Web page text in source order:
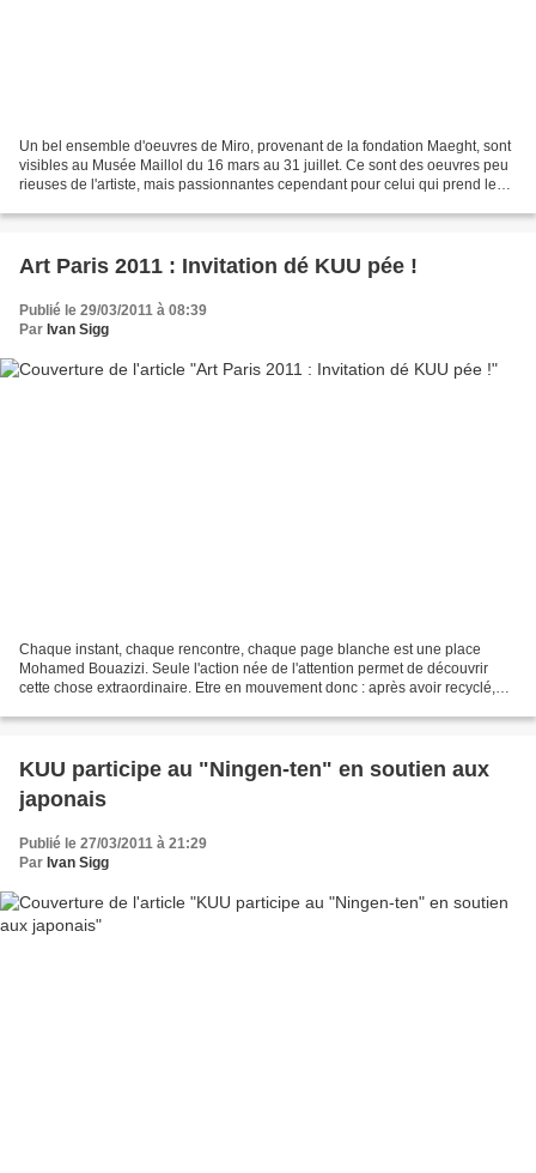
Un bel ensemble d'oeuvres de Miro, provenant de la fondation Maeght, sont
visibles au Musée Maillol du 16 mars au 31 juillet. Ce sont des oeuvres peu
rieuses de l'artiste, mais passionnantes cependant pour celui qui prend le
Art Paris 2011 : Invitation dé KUU pée !
Publié le 29/03/2011 à 08:39
Par Ivan Sigg
Chaque instant, chaque rencontre, chaque page blanche est une place
Mohamed Bouazizi. Seule l'action née de l'attention permet de découvrir
cette chose extraordinaire. Etre en mouvement donc : après avoir recyclé,
KUU participe au "Ningen-ten" en soutien aux
japonais
Publié le 27/03/2011 à 21:29
Par Ivan Sigg